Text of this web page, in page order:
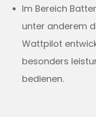
Im Bereich
unter anderem
Wattpilot
besonders
bedienen.